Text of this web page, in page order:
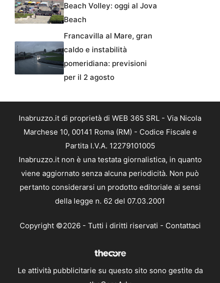
Beach Volley: oggi al Jova
Beach
Francavilla al Mare, gran
caldo e instabilità
pomeridiana: previsioni
per il 2 agosto
Inabruzzo.it di proprietà di WEB 365 SRL - Via Nicola
Marchese 10, 00141 Roma (RM) - Codice Fiscale e
Partita I.V.A. 12279101005
Inabruzzo.it non è una testata giornalistica, in quanto
viene aggiornato senza alcuna periodicità. Non può
pertanto considerarsi un prodotto editoriale ai sensi
della legge n. 62 del 07.03.2001
Copyright ©2026 - Tutti i diritti riservati - Contattaci
Le attività pubblicitarie su questo sito sono gestite da